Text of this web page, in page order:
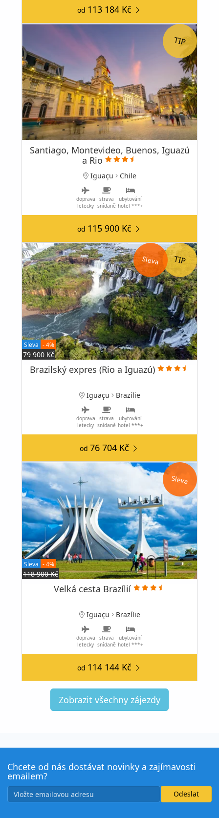
od 113 184 Kč
Santiago, Montevideo, Buenos, Iguazú
a Rio
Iguaçu Chile
doprava
letecky
strava
snídaně
ubytování
hotel ***+
od 115 900 Kč
Sleva
Sleva - 4%
79 900 Kč
Brazilský expres (Rio a Iguazú)
Iguaçu Brazílie
doprava
letecky
strava
snídaně
ubytování
hotel ***+
od 76 704 Kč
Sleva
Sleva - 4%
118 900 Kč
Velká cesta Brazílií
Iguaçu Brazílie
doprava
letecky
strava
snídaně
ubytování
hotel ***+
od 114 144 Kč
Zobrazit všechny zájezdy
Chcete od nás dostávat novinky a zajímavosti
emailem?